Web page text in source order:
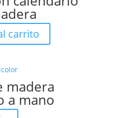
carrito
madera
a mano